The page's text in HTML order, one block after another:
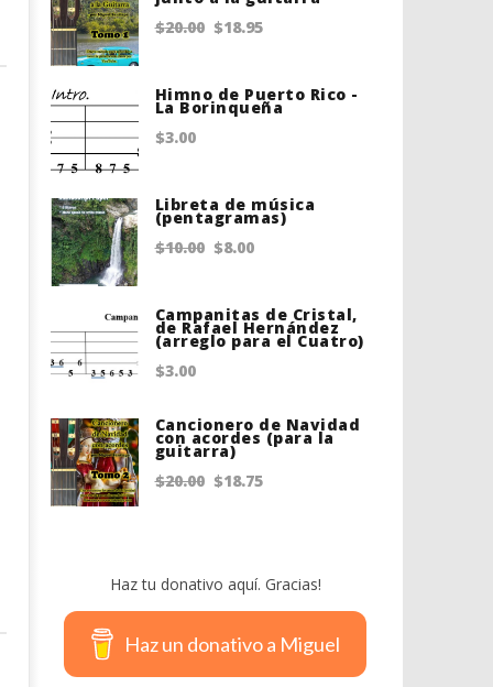
$20.00 Original
was:
$20.00.
$18.95
is:
Himno de Puerto Rico -
La Borinqueña
$3.00
Libreta de música
(pentagramas)
$10.00 Original
was:
$10.00.
$8.00
is:
$8.00.
Campanitas de Cristal,
de Rafael Hernández
(arreglo para el Cuatro)
$3.00
Cancionero de Navidad
con acordes (para la
guitarra)
$20.00 Original
$20.00.
$18.75
$18.75.
Haz tu donativo aquí. Gracias!
Haz un donativo a Miguel